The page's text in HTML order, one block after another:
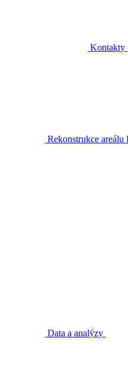
Kontakty
Rekonstrukce areálu
Data a analýzy